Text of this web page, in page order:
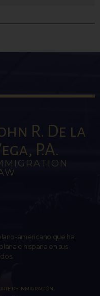
R. De la
P.A.
americano que ha
e hispana en sus
DE INMIGRACIÓN